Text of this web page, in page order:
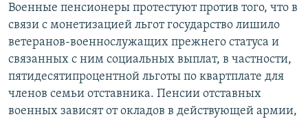
Все сайты РСЕ/РС
Военные пенсионеры протестуют против того, что в
связи с монетизацией льгот государство лишило
ветеранов-военнослужащих прежнего статуса и
связанных с ним социальных выплат, в частности,
пятидесятипроцентной льготы по квартплате для
членов семьи отставника. Пенсии отставных
военных зависят от окладов в действующей армии,